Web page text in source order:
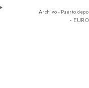
Archivo - Puerto
-